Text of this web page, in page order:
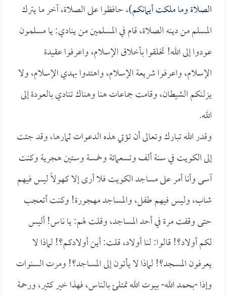
الصلاة وما ملكت أيمانكم)، حافظوا على الصلاة، آخر ما يترك
المسلم من دينه الصلاة، قام في المسلمين من ينادي: يا مسلمون
عودوا إلى الله! تخلقوا بأخلاق الإسلام، واعرفوا عقيدة
الإسلام، واعرفوا شريعة الإسلام، واهتدوا بهدي الإسلام، ولا
يزلنكم الشيطان، وقامت جماعات هنا وهناك تنادي بالعودة إلى
الله.
وقدر الله تبارك وتعالى أن تؤتي هذه الدعوات ثمارها، وقد جئت
إلى الكويت في سنة ألف وتسعمائة وخمسة وستين هجرية وكنت
آسى وأنا أمر على مساجد الكويت فلا أرى إلا كهولاً ليس فيهم
شاب، وليس فيهم طفل، والمساجد مهجورة! وكنت أتعجب
حتى وقفت مرة في أحد المساجد، وقلت لهم: يا ناس! أليس
لكم أولاد؟! قالوا: لنا أولاد، قلت: أين أولادكم؟! لماذا لا
يعرفون المسجد؟! لماذا لا يأتون إلى المساجد؟! ومرت السنوات
وإذا -بحمد الله- بيوت الله تمتلئ بالناس، فهذا خير كثير، ورحمة